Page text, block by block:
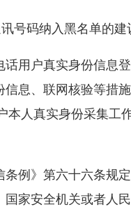
号码纳入黑名单的建
户真实身份信息登
息、联网核验等措
本人真实身份采集工
》第六十六条规定
家安全机关或者人